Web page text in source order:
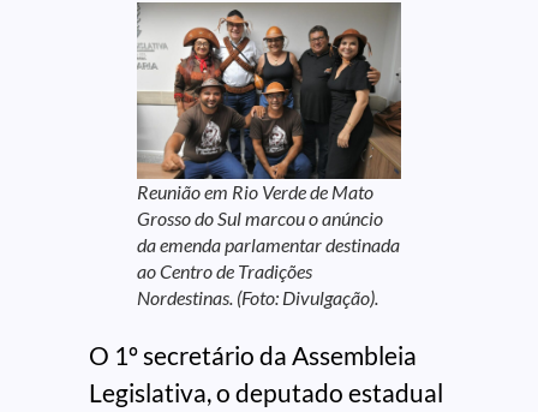
Reunião em Rio Verde de Mato
Grosso do Sul marcou o anúncio
da emenda parlamentar destinada
ao Centro de Tradições
Nordestinas. (Foto: Divulgação).
O 1º secretário da Assembleia
Legislativa, o deputado estadual